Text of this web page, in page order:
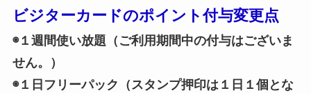
ビジターカードのポイント付与変更点
◉１週間使い放題（ご利用期間中の付与はございま
せん。）
◉１日フリーパック（スタンプ押印は１日１個とな